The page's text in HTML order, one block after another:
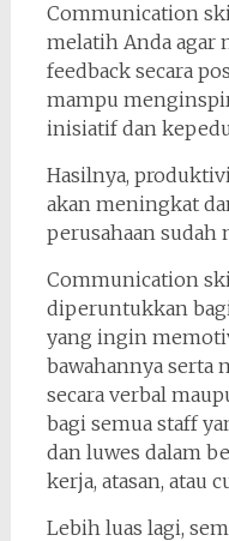
Communication
melatih Anda agar
feedback secara
mampu
inisiatif dan
Hasilnya,
akan meningkat
perusahaan sudah
Communication
diperuntukkan
yang ingin
bawahannya serta
secara verbal
bagi semua staff
dan luwes dalam
kerja, atasan, atau
Lebih luas lagi,